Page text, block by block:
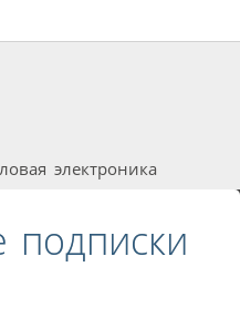
электроника